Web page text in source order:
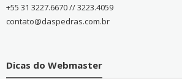
+55 31 3227.6670 // 3223.4059
contato@daspedras.com.br
Dicas do Webmaster